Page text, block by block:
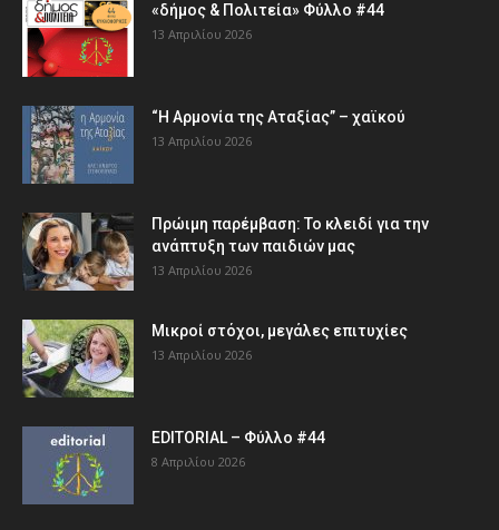
«δήμος & Πολιτεία» Φύλλο #44
13 Απριλίου 2026
“Η Αρμονία της Αταξίας” – χαϊκού
13 Απριλίου 2026
Πρώιμη παρέμβαση: Το κλειδί για την
ανάπτυξη των παιδιών µας
13 Απριλίου 2026
Μικροί στόχοι, μεγάλες επιτυχίες
13 Απριλίου 2026
EDITORIAL – Φύλλο #44
8 Απριλίου 2026